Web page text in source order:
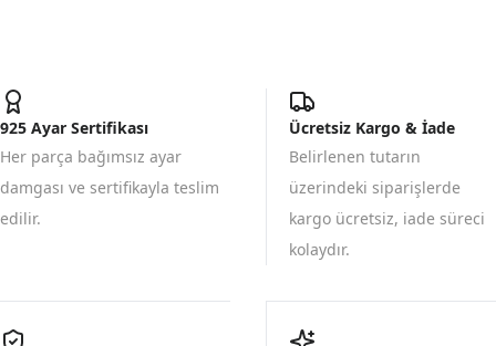
925 Ayar Sertifikası
Her parça bağımsız ayar
damgası ve sertifikayla teslim
edilir.
Ücretsiz Kargo & İade
Belirlenen tutarın
üzerindeki siparişlerde
kargo ücretsiz, iade süreci
kolaydır.